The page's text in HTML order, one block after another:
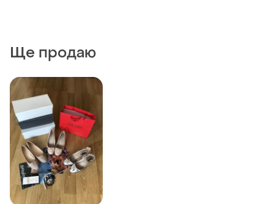
Ще продаю